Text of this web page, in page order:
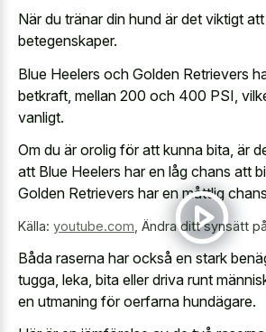
När du tränar din hund är det viktigt
betegenskaper.
Blue Heelers och Golden Retrievers
betkraft, mellan 200 och 400 PSI,
vanligt.
Om du är orolig för att kunna bita, är
att Blue Heelers har en låg chans att
Golden Retrievers har en måttlig
Källa: youtube.com, Ändra ditt synsätt
Båda raserna har också en stark
tugga, leka, bita eller driva runt
en utmaning för oerfarna hundägare.